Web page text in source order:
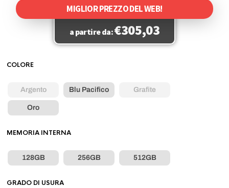
MIGLIOR PREZZO DEL WEB!
a partire da:€305,03
COLORE
Argento Blu Pacifico Grafite
Oro
MEMORIA INTERNA
128GB 256GB 512GB
GRADO DI USURA